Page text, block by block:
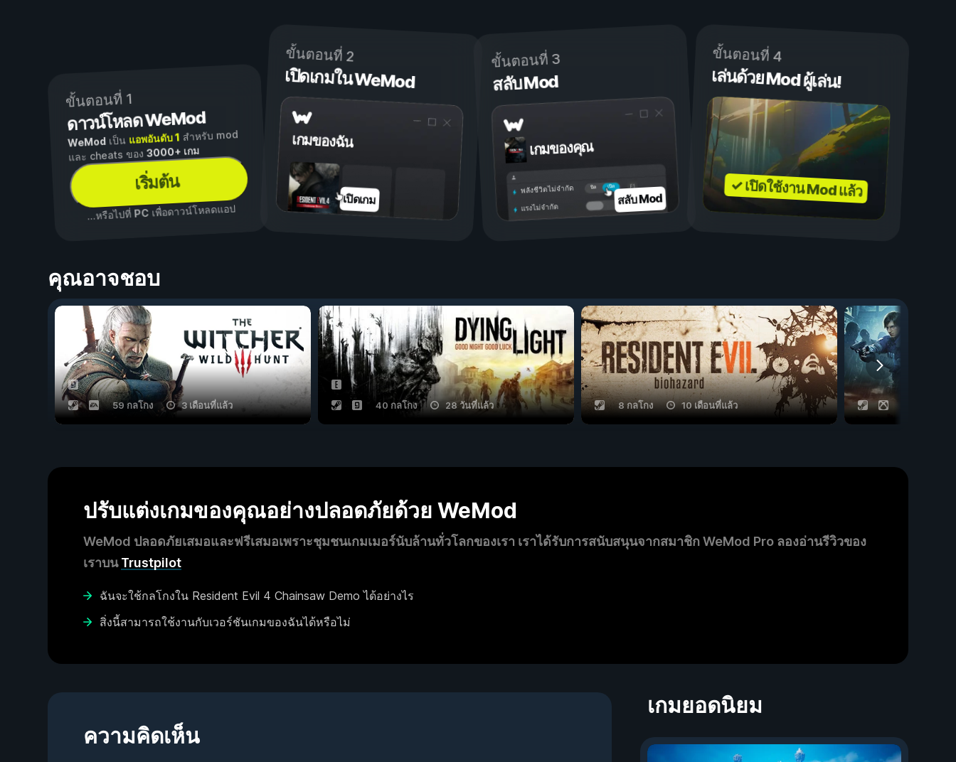
ขั้นตอนที่ 1
ดาวน์โหลด WeMod
WeModเป็น แอพอันดับ 1 สำหรับ mod
และ cheats ของ3000+ เกม
เริ่มต้น
...หรือไปที่ PCเพื่อดาวน์โหลดแอป
ขั้นตอนที่ 2
เปิดเกมใน WeMod
เกมของฉัน
เปิดเกม
ขั้นตอนที่ 3
สลับ Mod
เกมของคุณ
เปิด
ปิด
พลังชีวิตไม่จำกัด
แรงไม่จำกัด สลับ Mod
ขั้นตอนที่ 4
เล่นด้วย Mod ผู้เล่น!
✓ เปิดใช้งาน Mod แล้ว
คุณอาจชอบ
59 กลโกง 3 เดือนที่แล้ว 40 กลโกง 28 วันที่แล้ว 8 กลโกง 10 เดือนที่แล้ว
ปรับแต่งเกมของคุณอย่างปลอดภัยด้วย WeMod
WeMod ปลอดภัยเสมอและฟรีเสมอเพราะชุมชนเกมเมอร์นับล้านทั่วโลกของเรา เราได้รับการสนับสนุนจากสมาชิก WeMod Pro ลองอ่านรีวิวของ
เราบนTrustpilot
ฉันจะใช้กลโกงใน Resident Evil 4 Chainsaw Demo ได้อย่างไร
สิ่งนี้สามารถใช้งานกับเวอร์ชันเกมของฉันได้หรือไม่
ความคิดเห็น
เกมยอดนิยม